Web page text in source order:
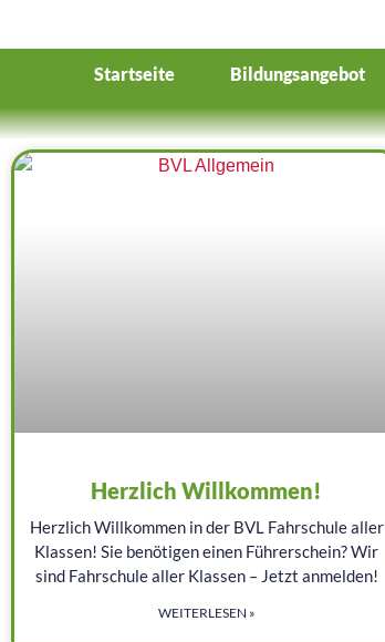
Startseite Bildungsangebot
Herzlich Willkommen!
Herzlich Willkommen in der BVL Fahrschule aller
Klassen! Sie benötigen einen Führerschein? Wir
sind Fahrschule aller Klassen – Jetzt anmelden!
WEITERLESEN »